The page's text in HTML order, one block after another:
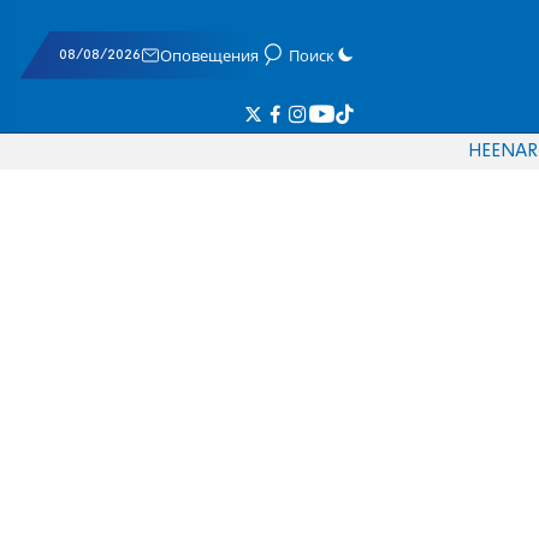
08/08/2026 Оповещения Поиск
HEENAR